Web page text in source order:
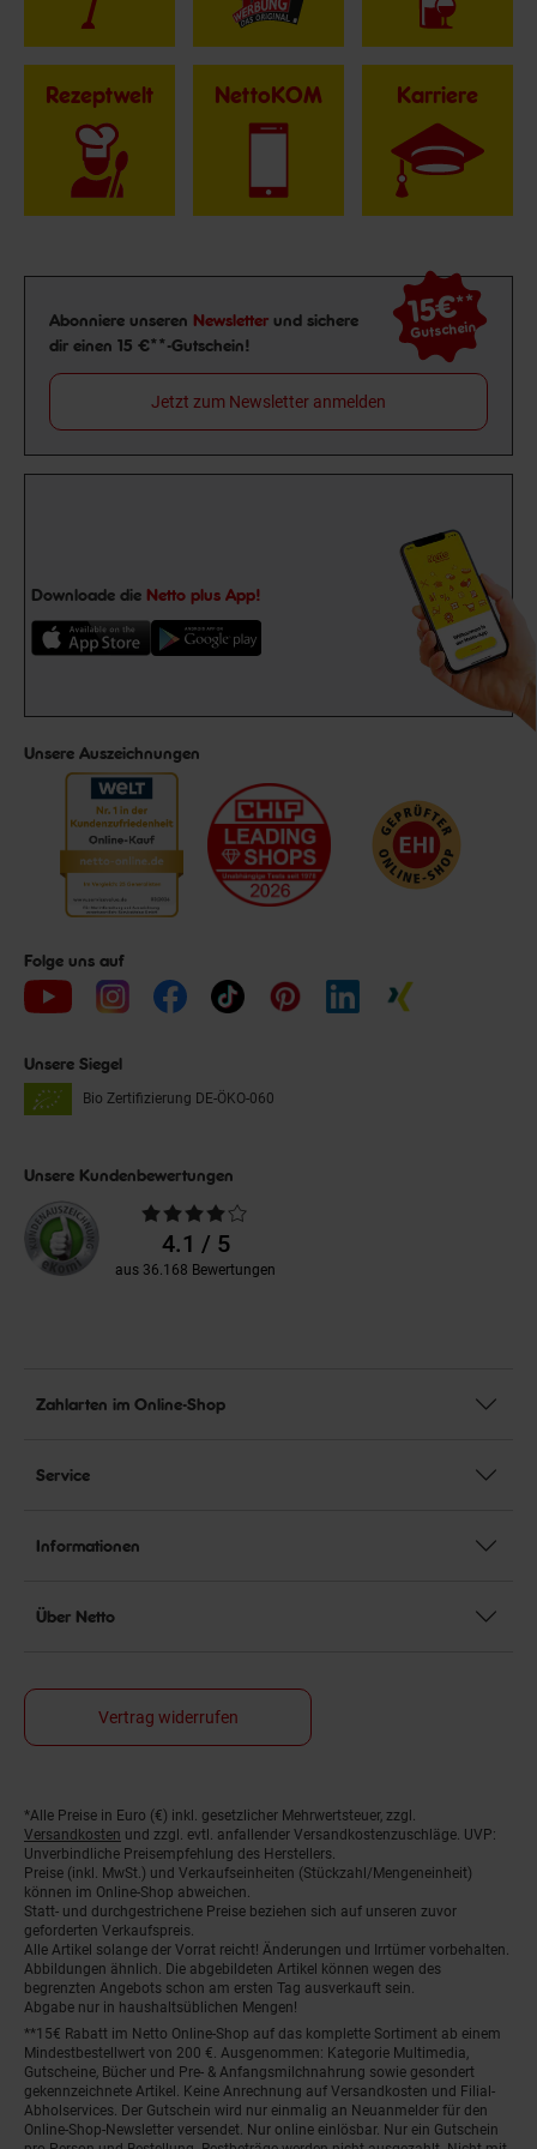
Rezeptwelt NettoKOM Karriere
Newsletter Anmeldung
Abonniere unseren Newsletter und sichere
dir einen 15 €**-Gutschein!
15€**
Gutschein
Jetzt zum Newsletter anmelden
Downloade die Netto plus App!
Unsere Auszeichnungen
Folge uns auf
Unsere Siegel
Bio Zertifizierung DE-ÖKO-060
Unsere Kundenbewertungen
Durchschnittliche
Bewertungen4.1 / 5
aus 36.168 Bewertungen
Zahlarten im Online-Shop
Service
Informationen
Über Netto
Vertrag widerrufen
Fußnoten
*Alle Preise in Euro (€) inkl. gesetzlicher Mehrwertsteuer, zzgl.
Versandkosten und zzgl. evtl. anfallender Versandkostenzuschläge. UVP:
Unverbindliche Preisempfehlung des Herstellers.
Preise (inkl. MwSt.) und Verkaufseinheiten (Stückzahl/Mengeneinheit)
können im Online-Shop abweichen.
Statt- und durchgestrichene Preise beziehen sich auf unseren zuvor
geforderten Verkaufspreis.
Alle Artikel solange der Vorrat reicht! Änderungen und Irrtümer vorbehalten.
Abbildungen ähnlich. Die abgebildeten Artikel können wegen des
begrenzten Angebots schon am ersten Tag ausverkauft sein.
Abgabe nur in haushaltsüblichen Mengen!
**15€ Rabatt im Netto Online-Shop auf das komplette Sortiment ab einem
Mindestbestellwert von 200 €. Ausgenommen: Kategorie Multimedia,
Gutscheine, Bücher und Pre- & Anfangsmilchnahrung sowie gesondert
gekennzeichnete Artikel. Keine Anrechnung auf Versandkosten und Filial-
Abholservices. Der Gutschein wird nur einmalig an Neuanmelder für den
Online-Shop-Newsletter versendet. Nur online einlösbar. Nur ein Gutschein